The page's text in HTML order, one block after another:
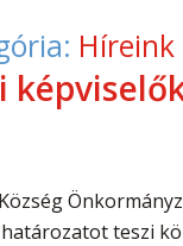
Híreink
teszi